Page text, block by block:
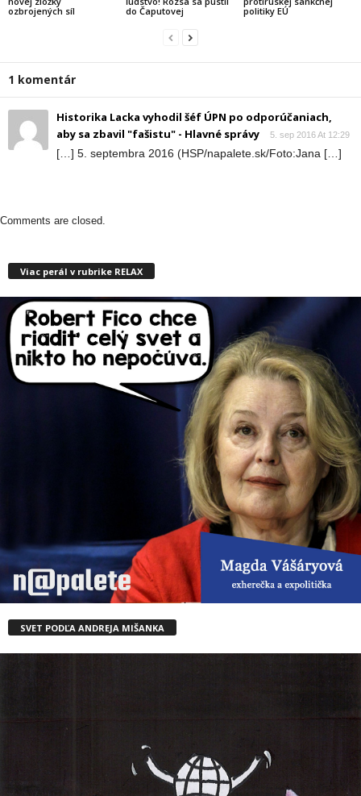
ozbrojených síl
do Čaputovej
politiky EÚ
1 komentár
Historika Lacka vyhodil šéf ÚPN po odporúčaniach,
aby sa zbavil "fašistu" - Hlavné správy
5. sep 2016 At 12:29
[…] 5. septembra 2016 (HSP/napalete.sk/Foto:Jana […]
Comments are closed.
Viac perál v rubrike RELAX
SVET PODĽA ANDREJA MIŠANKA